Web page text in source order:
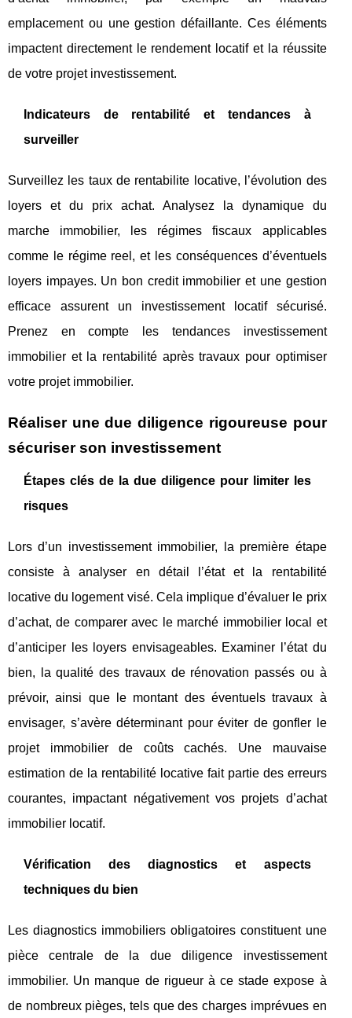
emplacement ou une gestion défaillante. Ces éléments
impactent directement le rendement locatif et la réussite
de votre projet investissement.
Indicateurs de rentabilité et tendances à
surveiller
Surveillez les taux de rentabilite locative, l’évolution des
loyers et du prix achat. Analysez la dynamique du
marche immobilier, les régimes fiscaux applicables
comme le régime reel, et les conséquences d’éventuels
loyers impayes. Un bon credit immobilier et une gestion
efficace assurent un investissement locatif sécurisé.
Prenez en compte les tendances investissement
immobilier et la rentabilité après travaux pour optimiser
votre projet immobilier.
Réaliser une due diligence rigoureuse pour
sécuriser son investissement
Étapes clés de la due diligence pour limiter les
risques
Lors d’un investissement immobilier, la première étape
consiste à analyser en détail l’état et la rentabilité
locative du logement visé. Cela implique d’évaluer le prix
d’achat, de comparer avec le marché immobilier local et
d’anticiper les loyers envisageables. Examiner l’état du
bien, la qualité des travaux de rénovation passés ou à
prévoir, ainsi que le montant des éventuels travaux à
envisager, s’avère déterminant pour éviter de gonfler le
projet immobilier de coûts cachés. Une mauvaise
estimation de la rentabilité locative fait partie des erreurs
courantes, impactant négativement vos projets d’achat
immobilier locatif.
Vérification des diagnostics et aspects
techniques du bien
Les diagnostics immobiliers obligatoires constituent une
pièce centrale de la due diligence investissement
immobilier. Un manque de rigueur à ce stade expose à
de nombreux pièges, tels que des charges imprévues en